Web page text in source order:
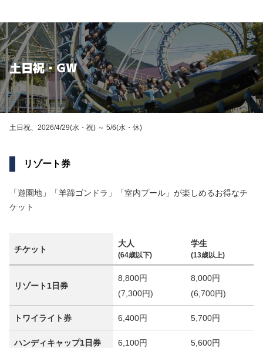
土日祝・GW
土日祝、2026/4/29(水・祝) ～ 5/6(水・休)
リゾート券
「遊園地」「羊蹄ゴンドラ」「室内プール」が楽しめるお得なチ
ケット
チケット
大人
(64歳以下)
学生
(13歳以上)
リゾート1日券
8,800円
(7,300円)
8,000円
(6,700円)
トワイライト券 6,400円 5,700円
ハンディキャップ1日券 6,100円 5,600円